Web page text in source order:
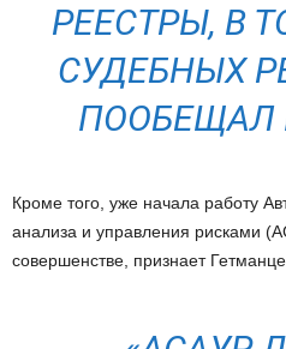
РЕЕСТРЫ, В
СУДЕБНЫХ
ПООБЕЩАЛ
Кроме того, уже начала работу
анализа и управления рисками
совершенстве, признает